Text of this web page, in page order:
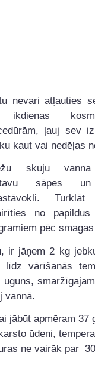
nevari atļauties
ļauj sev
kaut vai nedēļas
skuju
sāpes
no papildus
pēc
, ir jāņem 2 kg
vārīšanās
vannā.
jābūt apmēram 37
ūdeni,
ne vairāk par 30